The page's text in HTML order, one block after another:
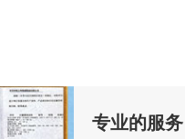
专业的服务